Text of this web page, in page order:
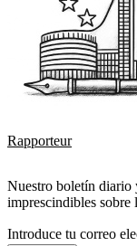
Rapporteur
Nuestro boletín diario
imprescindibles sobre
Introduce tu correo